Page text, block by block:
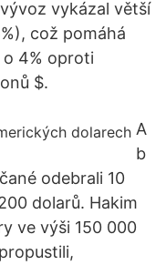
vykázal větší
což pomáhá
4% oproti
$.
A
b
odebrali 10
dolarů. Hakim
ve výši 150 000